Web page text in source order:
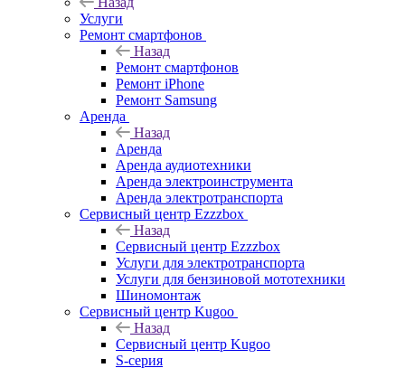
Услуги
Ремонт смартфонов
Назад
Ремонт смартфонов
Ремонт iPhone
Ремонт Samsung
Аренда
Назад
Аренда
Аренда аудиотехники
Аренда электроинструмента
Аренда электротранспорта
Сервисный центр Ezzzbox
Назад
Сервисный центр Ezzzbox
Услуги для электротранспорта
Услуги для бензиновой мототехники
Шиномонтаж
Сервисный центр Kugoo
Назад
Сервисный центр Kugoo
S-cерия